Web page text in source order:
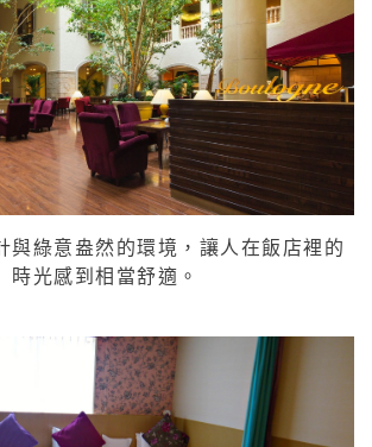
與綠意盎然的環境，讓人在飯店裡的
時光感到相當舒適。